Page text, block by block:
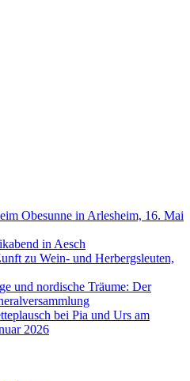
Obesunne in Arlesheim, 16. Mai
in Aesch
zu Wein- und Herbergsleuten,
und nordische Träume: Der
bei Pia und Urs am
2026